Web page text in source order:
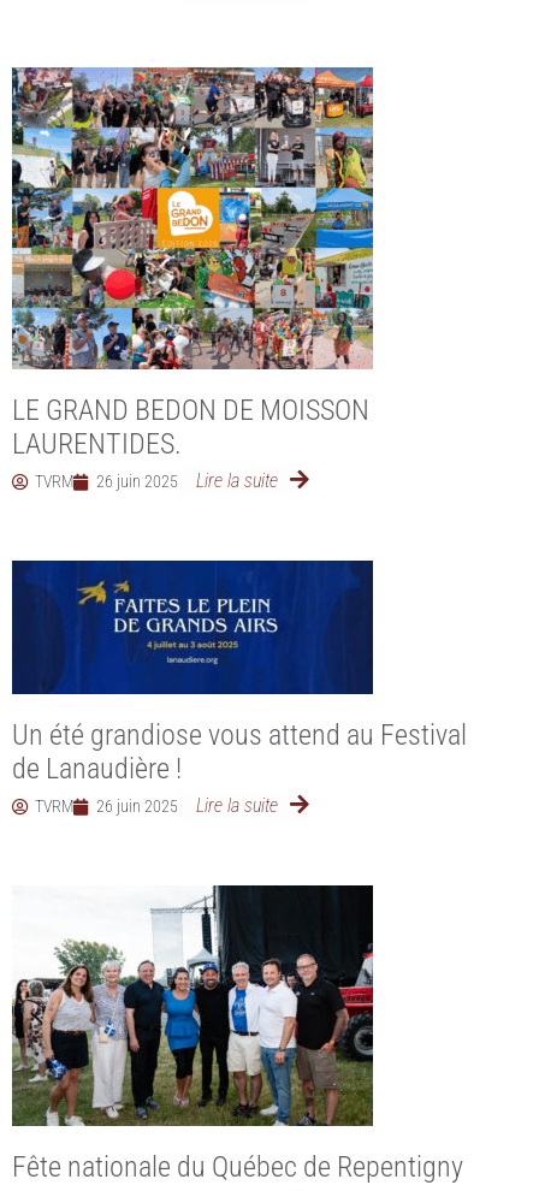
LE GRAND BEDON DE MOISSON
LAURENTIDES.
TVRM 26 juin 2025 Lire la suite
Un été grandiose vous attend au Festival
de Lanaudière !
TVRM 26 juin 2025 Lire la suite
Fête nationale du Québec de Repentigny